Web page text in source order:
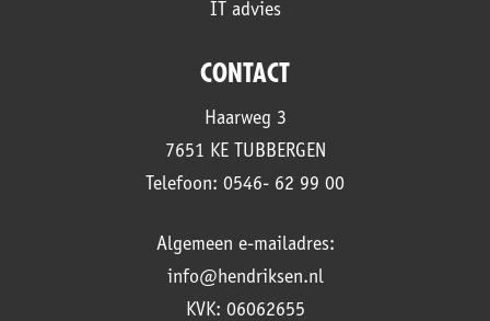
IT advies
CONTACT
Haarweg 3
7651 KE TUBBERGEN
Telefoon: 0546- 62 99 00
Algemeen e-mailadres:
info@hendriksen.nl
KVK: 06062655